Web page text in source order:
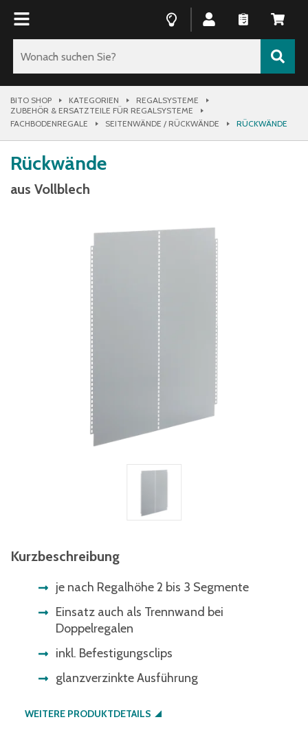
BITO SHOP KATEGORIEN
REGALSYSTEME
ZUBEHÖR & ERSATZTEILE FÜR REGALSYSTEME
FACHBODENREGALE
SEITENWÄNDE / RÜCKWÄNDE RÜCKWÄNDE
Rückwände
aus Vollblech
Kurzbeschreibung
je nach Regalhöhe 2 bis 3 Segmente
Einsatz auch als Trennwand bei
Doppelregalen
inkl. Befestigungsclips
glanzverzinkte Ausführung
WEITERE PRODUKTDETAILS